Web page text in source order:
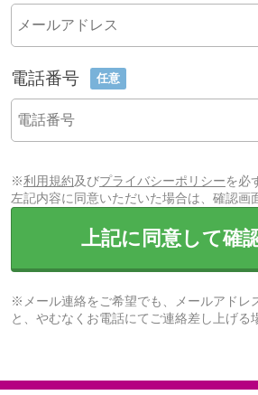
電話番号 任意
※利用規約及びプライバシーポリシーを必
左記内容に同意いただいた場合は、確認画
上記に同意して確
※メール連絡をご希望でも、メールアドレ
と、やむなくお電話にてご連絡差し上げる